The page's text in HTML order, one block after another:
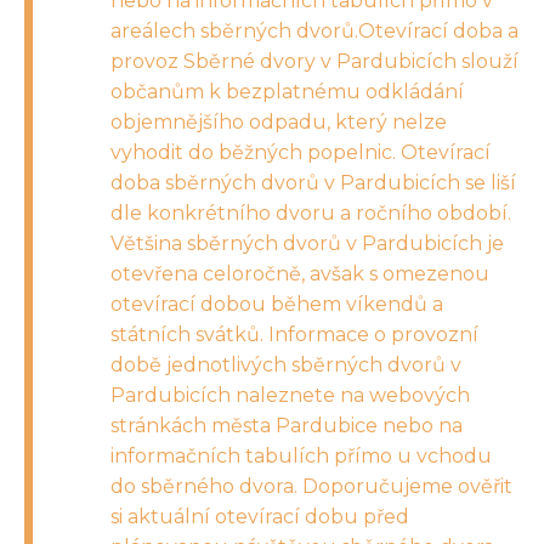
areálech sběrných dvorů.Otevírací doba a
provoz Sběrné dvory v Pardubicích slouží
občanům k bezplatnému odkládání
objemnějšího odpadu, který nelze
vyhodit do běžných popelnic. Otevírací
doba sběrných dvorů v Pardubicích se liší
dle konkrétního dvoru a ročního období.
Většina sběrných dvorů v Pardubicích je
otevřena celoročně, avšak s omezenou
otevírací dobou během víkendů a
státních svátků. Informace o provozní
době jednotlivých sběrných dvorů v
Pardubicích naleznete na webových
stránkách města Pardubice nebo na
informačních tabulích přímo u vchodu
do sběrného dvora. Doporučujeme ověřit
si aktuální otevírací dobu před